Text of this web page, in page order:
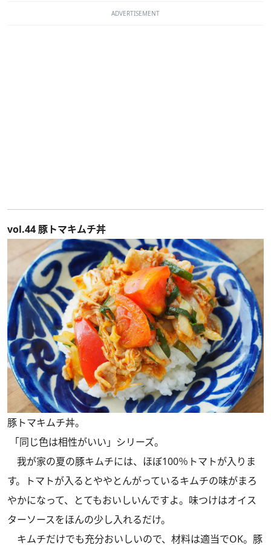
ADVERTISEMENT
vol.44 豚トマキムチ丼
豚トマキムチ丼。
「同じ色は相性がいい」シリーズ。
我が家の夏の豚キムチには、ほぼ100％トマトが入りま
す。トマトが入るとややとんがっているキムチの味がまろ
やかになって、とてもおいしいんですよ。味つけはオイス
ターソースをほんの少し入れるだけ。
キムチだけでも充分おいしいので、材料は適当でOK。豚